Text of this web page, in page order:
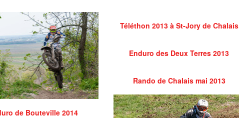
de Bouteville 2014
Téléthon 2013 à St-Jory de Chalais
Enduro des Deux Terres 2013
Rando de Chalais mai 2013